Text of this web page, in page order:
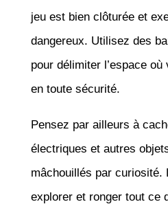
jeu est bien clôturée et
dangereux. Utilisez des
pour délimiter l’espace
en toute sécurité.
Pensez par ailleurs à
électriques et autres
mâchouillés par curiosité.
explorer et ronger tout ce